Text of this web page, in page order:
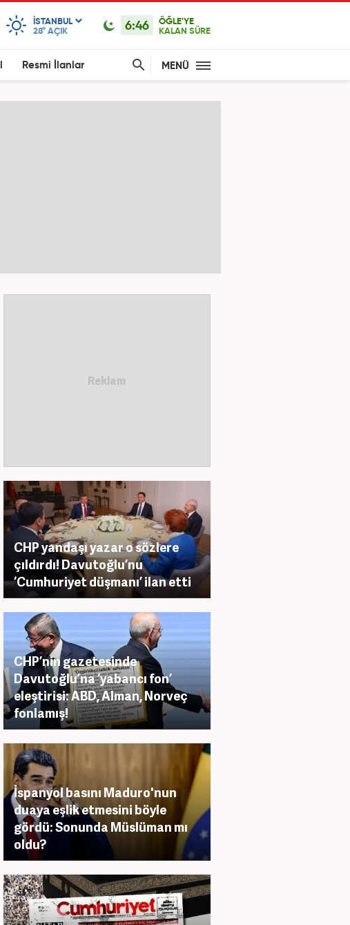
ISTANBUL
28° AÇIK 6:46
ÖĞLE'YE
KALAN SÜRE
Resmi İlanlar MENÜ
CHP yandaşı yazar o sözlere
çıldırdı! Davutoğlu’nu
‘Cumhuriyet düşmanı’ ilan etti
CHP’nin gazetesinde
Davutoğlu’na ‘yabancı fon’
eleştirisi: ABD, Alman, Norveç
fonlamış!
İspanyol basını Maduro'nun
duaya eşlik etmesini böyle
gördü: Sonunda Müslüman mı
oldu?